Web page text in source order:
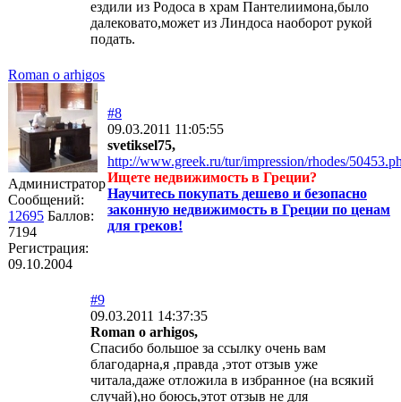
ездили из Родоса в храм Пантелиимона,было
далековато,может из Линдоса наоборот рукой
подать.
Roman o arhigos
Администратор
Сообщений:
12695 Баллов:
7194
Регистрация:
09.10.2004
#8
09.03.2011 11:05:55
svetiksel75,
http://www.greek.ru/tur/impression/rhodes/
Ищете недвижимость в Греции?
Научитесь покупать дешево и безопасно
законную недвижимость в Греции по ценам
для греков!
#9
09.03.2011 14:37:35
Roman o arhigos,
Спасибо большое за ссылку очень вам
благодарна,я ,правда ,этот отзыв уже
читала,даже отложила в избранное (на всякий
случай),но боюсь,этот отзыв не для